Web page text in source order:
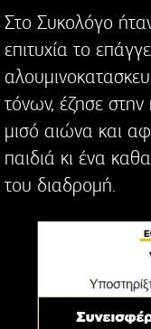
Στο Συκολόγο
επιτυχία το
τόνων, έζησε
μισό αιώνα και
παιδιά κι ένα
του διαδρομή.